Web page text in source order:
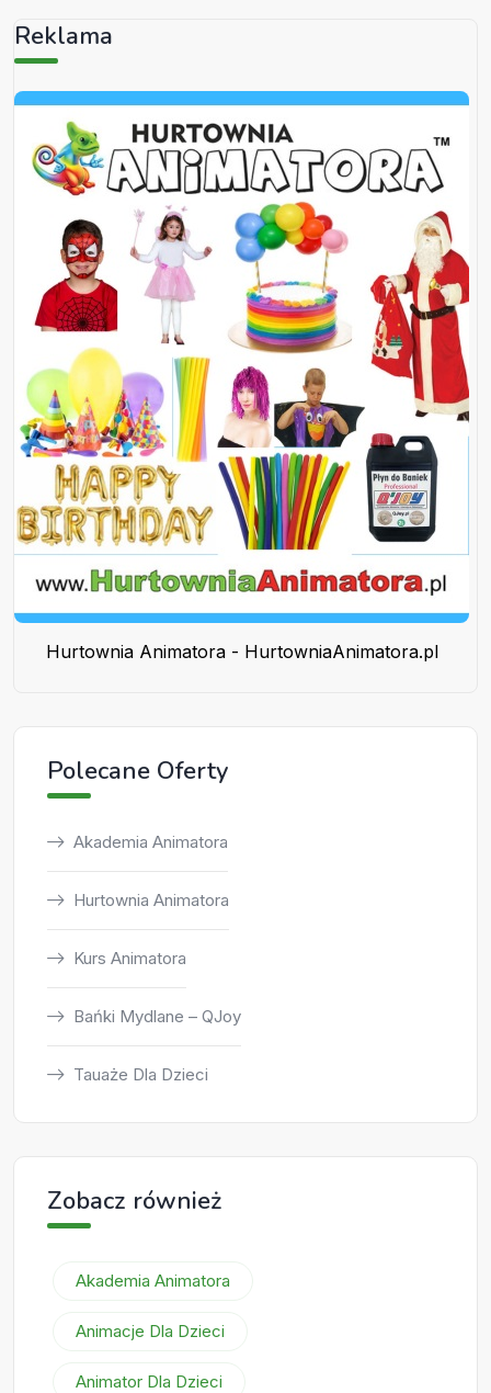
Reklama
Hurtownia Animatora - HurtowniaAnimatora.pl
Polecane Oferty
Akademia Animatora
Hurtownia Animatora
Kurs Animatora
Bańki Mydlane – QJoy
Tauaże Dla Dzieci
Zobacz również
Akademia Animatora
Animacje Dla Dzieci
Animator Dla Dzieci